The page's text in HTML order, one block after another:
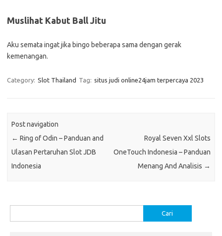
Muslihat Kabut Ball Jitu
Aku semata ingat jika bingo beberapa sama dengan gerak
kemenangan.
Category: Slot Thailand Tag: situs judi online24jam terpercaya 2023
Post navigation
← Ring of Odin – Panduan and
Ulasan Pertaruhan Slot JDB
Indonesia
Royal Seven Xxl Slots
OneTouch Indonesia – Panduan
Menang And Analisis →
untuk: